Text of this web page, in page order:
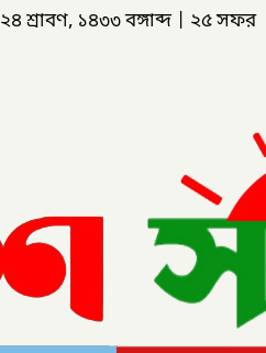
২৪ শ্রাবণ, ১৪৩৩ বঙ্গাব্দ
২৫ সফর